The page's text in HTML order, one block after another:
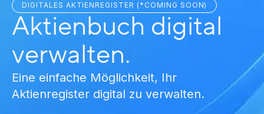
DIGITALES AKTIENREGISTER (*COMING SOON)
Aktienbuch digital
verwalten.
Eine einfache Möglichkeit, Ihr
Aktienregister digital zu verwalten.